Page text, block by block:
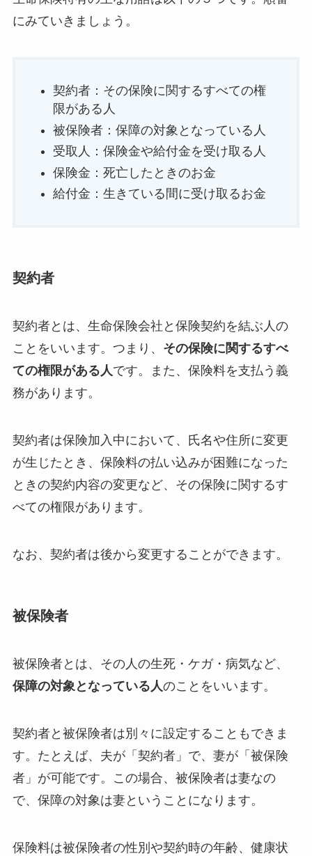
にみていきましょう。
契約者：その保険に関するすべての権
限がある人
被保険者：保障の対象となっている人
受取人：保険金や給付金を受け取る人
保険金：死亡したときのお金
給付金：生きている間に受け取るお金
契約者
契約者とは、生命保険会社と保険契約を結ぶ人の
ことをいいます。つまり、 その保険に関するすべ
ての権限がある人です。また、保険料を支払う義
務があります。
契約者は保険加入中において、氏名や住所に変更
が生じたとき、保険料の払い込みが困難になった
ときの契約内容の変更など、その保険に関するす
べての権限があります。
なお、契約者は後から変更することができます。
被保険者
被保険者とは、その人の生死・ケガ・病気など、
保障の対象となっている人のことをいいます。
契約者と被保険者は別々に設定することもできま
す。たとえば、夫が「契約者」で、妻が「被保険
者」が可能です。この場合、被保険者は妻なの
で、保障の対象は妻ということになります。
保険料は被保険者の性別や契約時の年齢、健康状